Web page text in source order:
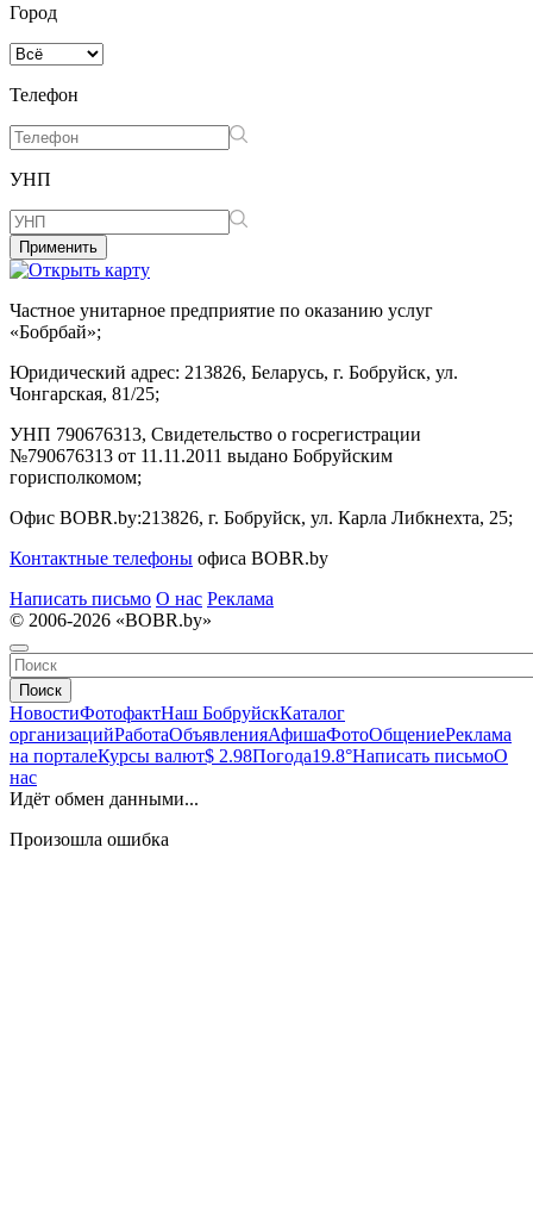
Город
Телефон
УНП
Применить
Частное унитарное предприятие по оказанию услуг
«Бобрбай»;
Юридический адрес: 213826, Беларусь, г. Бобруйск, ул.
Чонгарская, 81/25;
УНП 790676313, Свидетельство о госрегистрации
№790676313 от 11.11.2011 выдано Бобруйским
горисполкомом;
Офис BOBR.by:213826, г. Бобруйск, ул. Карла Либкнехта, 25;
Контактные телефоны офиса BOBR.by
Написать письмо О нас Реклама
© 2006-2026 «BOBR.by»
Поиск
НовостиФотофактНаш БобруйскКаталог
организацийРаботаОбъявленияАфишаФотоОбщениеРеклама
на порталеКурсы валют$ 2.98Погода19.8°Написать письмоО
нас
Идёт обмен данными...
Произошла ошибка